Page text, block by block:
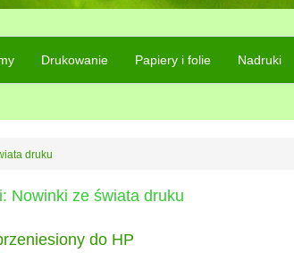
Drukowanie Papiery i folie Nadruki
druku
Nowinki ze świata druku
do HP